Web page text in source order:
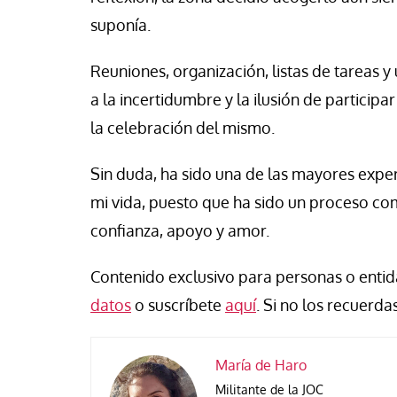
suponía.
Reuniones, organización, listas de tareas
a la incertidumbre y la ilusión de
la celebración del mismo.
Sin duda, ha sido una de las mayores
mi vida, puesto que ha sido un proceso
confianza, apoyo y amor.
Contenido exclusivo para personas o
datoso suscríbete aquí. Si no los
María de Haro
Militante de la JOC
Jose Luis Palacios